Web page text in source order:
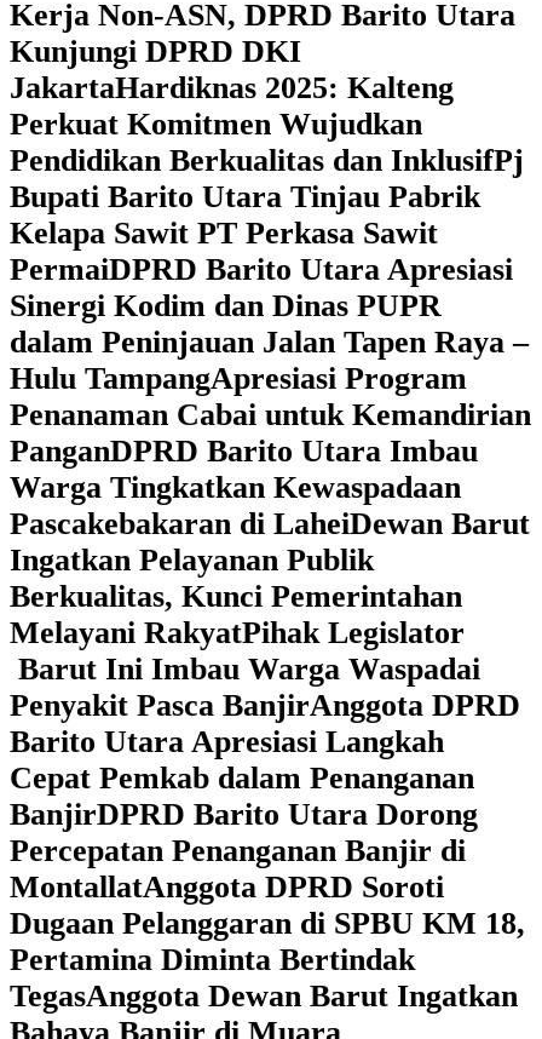
Kerja Non-ASN, DPRD Barito Utara
Kunjungi DPRD DKI
JakartaHardiknas 2025: Kalteng
Perkuat Komitmen Wujudkan
Pendidikan Berkualitas dan InklusifPj
Bupati Barito Utara Tinjau Pabrik
Kelapa Sawit PT Perkasa Sawit
PermaiDPRD Barito Utara Apresiasi
Sinergi Kodim dan Dinas PUPR
dalam Peninjauan Jalan Tapen Raya –
Hulu TampangApresiasi Program
Penanaman Cabai untuk Kemandirian
PanganDPRD Barito Utara Imbau
Warga Tingkatkan Kewaspadaan
Pascakebakaran di LaheiDewan Barut
Ingatkan Pelayanan Publik
Berkualitas, Kunci Pemerintahan
Melayani RakyatPihak Legislator
Barut Ini Imbau Warga Waspadai
Penyakit Pasca BanjirAnggota DPRD
Barito Utara Apresiasi Langkah
Cepat Pemkab dalam Penanganan
BanjirDPRD Barito Utara Dorong
Percepatan Penanganan Banjir di
MontallatAnggota DPRD Soroti
Dugaan Pelanggaran di SPBU KM 18,
Pertamina Diminta Bertindak
TegasAnggota Dewan Barut Ingatkan